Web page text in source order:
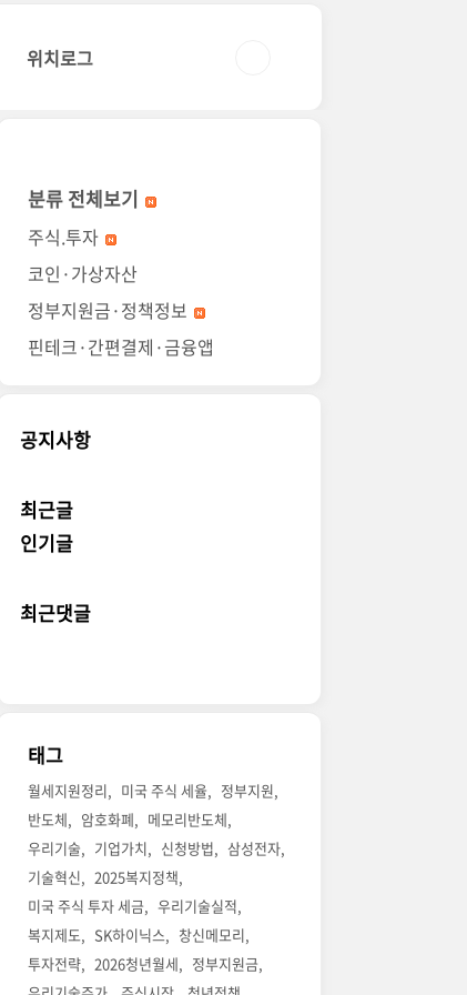
위치로그
분류 전체보기
주식.투자
코인·가상자산
정부지원금·정책정보
핀테크·간편결제·금융앱
공지사항
최근글
인기글
최근댓글
태그
월세지원정리 미국 주식 세율
정부지원
반도체
암호화폐
메모리반도체
우리기술
기업가치 신청방법
삼성전자
기술혁신
2025복지정책
미국 주식 투자 세금
우리기술실적
복지제도
SK하이닉스
창신메모리
투자전략
2026청년월세
정부지원금